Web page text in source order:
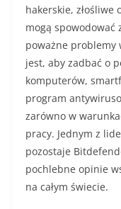
hakerskie, złośliwe
mogą spowodować
poważne problemy
jest, aby zadbać o
komputerów,
program
zarówno w
pracy. Jednym z
pozostaje
pochlebne opinie
na całym świecie.